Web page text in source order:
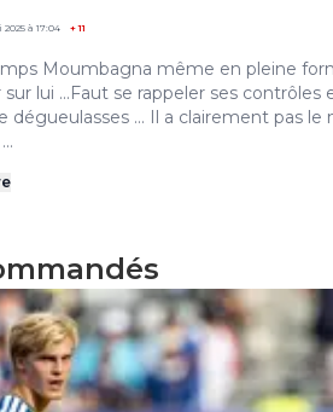
2025 à 17:04 +11
Moumbagna même en pleine
lui ...Faut se rappeler ses contrôles
dégueulasses ... Il a clairement pas le